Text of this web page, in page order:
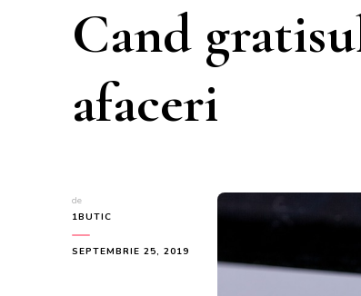
Cand
afaceri
de
1BUTIC
SEPTEMBRIE 25, 2019